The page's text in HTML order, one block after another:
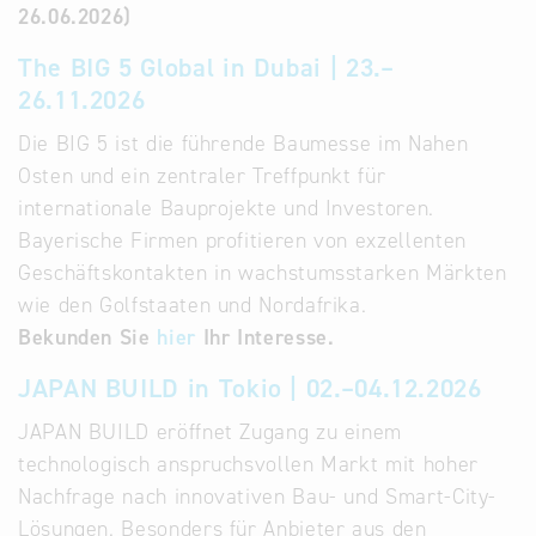
26.06.2026)
The BIG 5 Global in Dubai | 23.–
26.11.2026
Die BIG 5 ist die führende Baumesse im Nahen
Osten und ein zentraler Treffpunkt für
internationale Bauprojekte und Investoren.
Bayerische Firmen profitieren von exzellenten
Geschäftskontakten in wachstumsstarken Märkten
wie den Golfstaaten und Nordafrika.
Bekunden Sie hier Ihr Interesse.
JAPAN BUILD in Tokio | 02.–04.12.2026
JAPAN BUILD eröffnet Zugang zu einem
technologisch anspruchsvollen Markt mit hoher
Nachfrage nach innovativen Bau- und Smart-City-
Lösungen. Besonders für Anbieter aus den